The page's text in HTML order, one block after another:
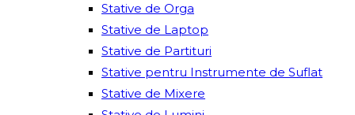
Stative de Orga
Stative de Laptop
Stative de Partituri
Stative pentru Instrumente de Suflat
Stative de Mixere